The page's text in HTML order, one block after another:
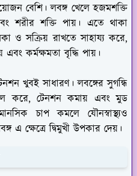
বেশি। লবঙ্গ খেলে হজমশক্তি
শরীর শক্তি পায়। এতে থাকা
ও সক্রিয় রাখতে সাহায্য করে,
কর্মক্ষমতা বৃদ্ধি পায়।
খুবই সাধারণ। লবঙ্গের সুগন্ধি
করে, টেনশন কমায় এবং মুড
চাপ কমলে যৌনস্বাস্থ্যও
এ ক্ষেত্রে দ্বিমুখী উপকার দেয়।